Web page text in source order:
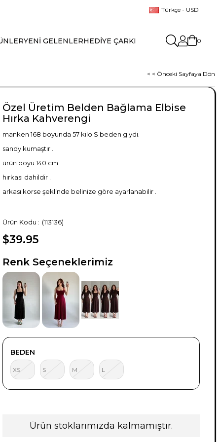
Türkçe - USD
YENİ GELENLERHEDİYE ÇARKI 0
< < Önceki Sayfaya Dön
Özel Üretim Belden Bağlama Elbise
Hırka Kahverengi
manken 168 boyunda 57 kilo S beden giydi.
sandy kumaştır .
ürün boyu 140 cm
hırkası dahildir .
arkası korse şeklinde belinize göre ayarlanabilir .
(113136)
$39.95
Renk Seçeneklerimiz
BEDEN
XS S M L
Ürün stoklarımızda kalmamıştır.